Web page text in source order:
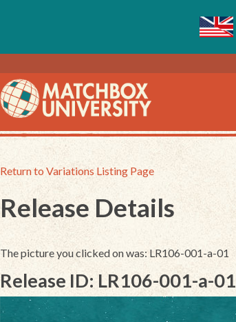
Return to Variations Listing Page
Release Details
The picture you clicked on was: LR106-001-a-01
Release ID: LR106-001-a-01